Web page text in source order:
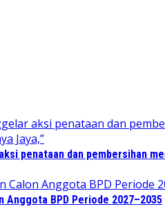
penataan dan pembersihan
Anggota BPD Periode 2027–2035